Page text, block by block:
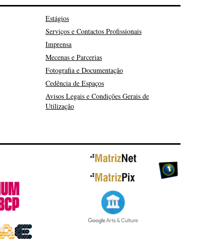
Estágios
Serviços e Contactos Profissionais
Imprensa
Mecenas e Parcerias
Fotografia e Documentação
Cedência de Espaços
Avisos Legais e Condições Gerais de
Utilização